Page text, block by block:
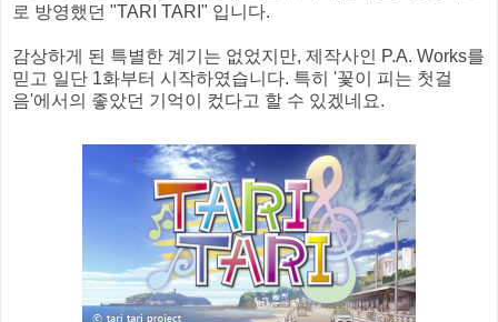
로 방영했던 "TARI TARI" 입니다.
감상하게 된 특별한 계기는 없었지만, 제작사인 P.A. Works를
믿고 일단 1화부터 시작하였습니다. 특히 '꽃이 피는 첫걸
음'에서의 좋았던 기억이 컸다고 할 수 있겠네요.